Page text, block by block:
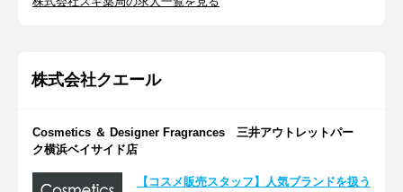
株式会社クエール
Cosmetics ＆ Designer Fragrances 三井アウトレットパー
ク横浜ベイサイド店
【コスメ販売スタッフ】人気ブランドを扱う